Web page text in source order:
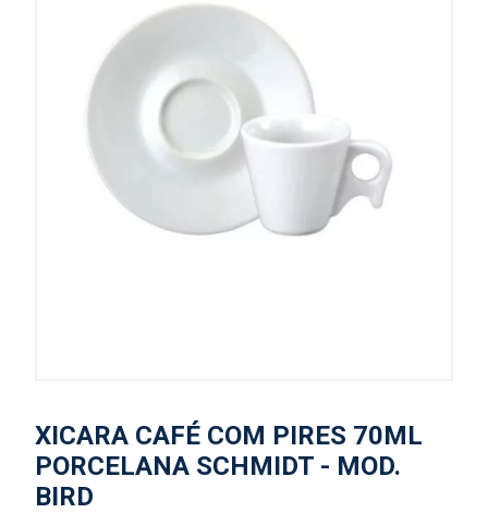
XICARA CAFÉ COM PIRES 70ML
PORCELANA SCHMIDT - MOD.
BIRD